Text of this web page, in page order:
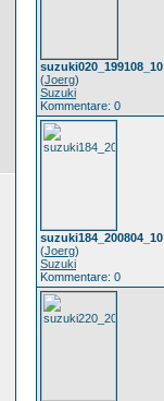
suzuki020_199108_10
(Joerg)
Suzuki
Kommentare: 0
suzuki184_200804_10
(Joerg)
Suzuki
Kommentare: 0